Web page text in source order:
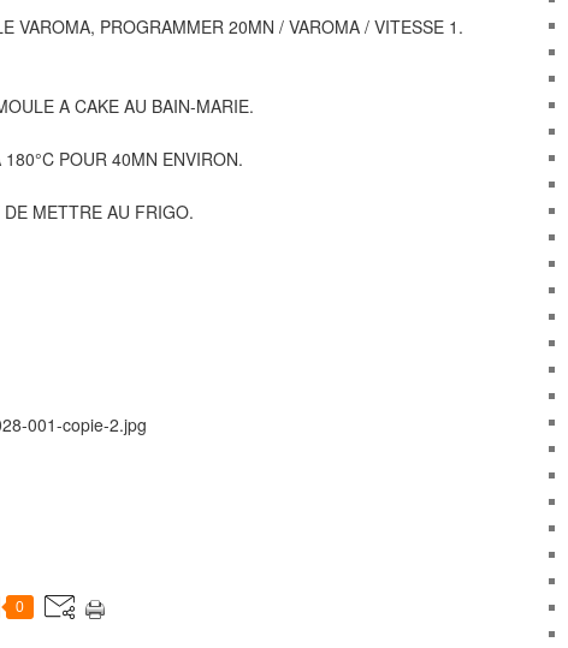
VAROMA, PROGRAMMER 20MN / VAROMA / VITESSE 1.
A CAKE AU BAIN-MARIE.
POUR 40MN ENVIRON.
METTRE AU FRIGO.
0